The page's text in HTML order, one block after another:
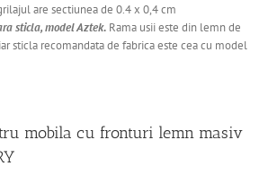
are sectiunea de 0.4 x 0,4 cm
sticla, model Aztek. Rama usii este din lemn de
sticla recomandata de fabrica este cea cu model
mobila cu fronturi lemn masiv